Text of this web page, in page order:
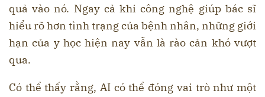
quả vào nó. Ngay cả khi công nghệ giúp bác sĩ
hiểu rõ hơn tình trạng của bệnh nhân, những giới
hạn của y học hiện nay vẫn là rào cản khó vượt
qua.
Có thể thấy rằng, AI có thể đóng vai trò như một